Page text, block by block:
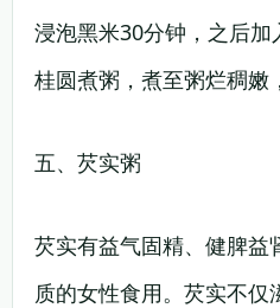
浸泡黑米30分钟，之后
桂圆煮粥，煮至粥烂稠嫩
五、芡实粥
芡实有益气固精、健脾益
质的女性食用。芡实不仅